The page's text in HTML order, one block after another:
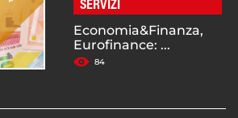
SERVIZI
Economia&Finanza,
Eurofinance: ...
84